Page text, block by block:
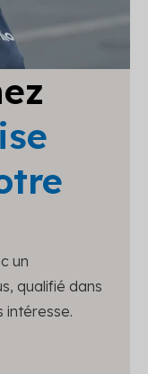
un
qualifié dans
intéresse.